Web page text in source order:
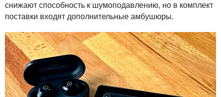
снижают способность к шумоподавлению, но в комплект
поставки входят дополнительные амбушюры.